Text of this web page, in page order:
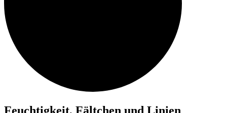
Feuchtigkeit, Fältchen und Linien